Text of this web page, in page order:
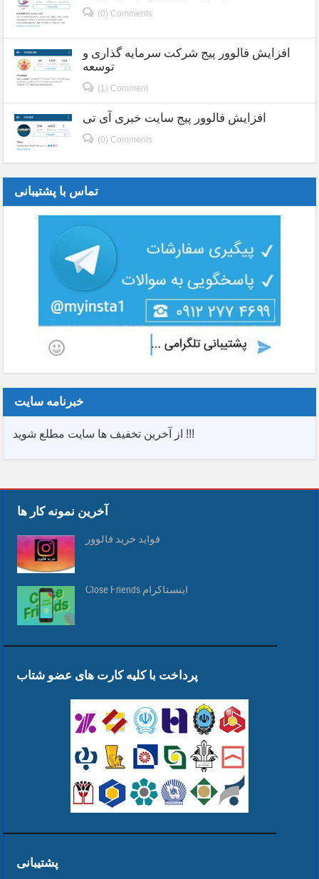
(0) Comments
افزایش فالوور پیج شرکت سرمایه گذاری و
توسعه
(1) Comment
افزایش فالوور پیج سایت خبری آی تی
(0) Comments
تماس با پشتیبانی
خبرنامه سایت
از آخرین تخفیف ها سایت مطلع شوید !!!
آخرین نمونه کار ها
فواید خرید فالوور
Close Friends اینستاگرام
پرداخت با کلیه کارت های عضو شتاب
پشتیبانی